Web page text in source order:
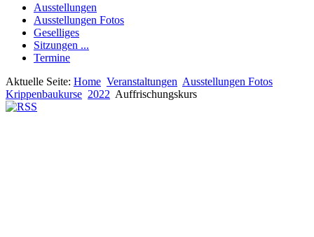
Ausstellungen
Ausstellungen Fotos
Geselliges
Sitzungen ...
Termine
Aktuelle Seite: Home Veranstaltungen Ausstellungen Fotos
Krippenbaukurse 2022 Auffrischungskurs